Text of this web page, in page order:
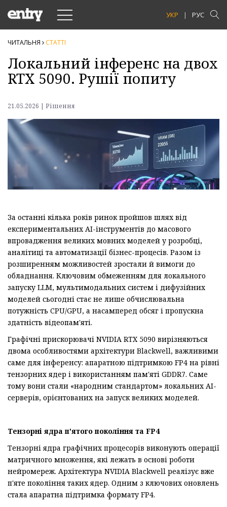
Toggle
navigation УКР РУС
ЧИТАЛЬНЯ СТАТТI
Локальний інференс на двох
RTX 5090. Рушії попиту
21.05.2026 | Рішення
За останні кілька років ринок пройшов шлях від
експериментальних AI-інструментів до масового
впровадження великих мовних моделей у розробці,
аналітиці та автоматизації бізнес-процесів. Разом із
розширенням можливостей зростали й вимоги до
обладнання. Ключовим обмеженням для локального
запуску LLM, мультимодальних систем і дифузійних
моделей сьогодні стає не лише обчислювальна
потужність CPU/GPU, а насамперед обсяг і пропускна
здатність відеопам'яті.
Графічні прискорювачі NVIDIA RTX 5090 вирізняються
двома особливостями архітектури Blackwell, важливими
саме для інференсу: апаратною підтримкою FP4 на рівні
тензорних ядер і використанням пам'яті GDDR7. Саме
тому вони стали «народним стандартом» локальних AI-
серверів, орієнтованих на запуск великих моделей.
Тензорні ядра п'ятого покоління та FP4
Тензорні ядра графічних процесорів виконують операції
матричного множення, які лежать в основі роботи
нейромереж. Архітектура NVIDIA Blackwell реалізує вже
п'яте покоління таких ядер. Одним з ключових оновлень
стала апаратна підтримка формату FP4.